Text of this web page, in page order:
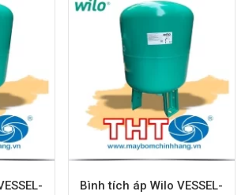
Bình tích áp Wilo VESSEL-